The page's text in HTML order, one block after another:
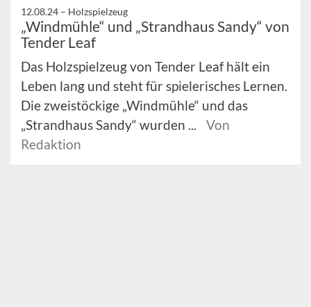
12.08.24 – Holzspielzeug
„Windmühle“ und „Strandhaus Sandy“ von
Tender Leaf
Das Holzspielzeug von Tender Leaf hält ein
Leben lang und steht für spielerisches Lernen.
Die zweistöckige „Windmühle“ und das
„Strandhaus Sandy“ wurden ...
Von
Redaktion